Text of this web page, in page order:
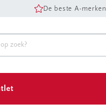
De beste A-merken